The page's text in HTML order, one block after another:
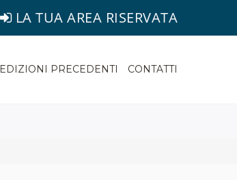
LA TUA AREA RISERVATA
EDIZIONI PRECEDENTI CONTATTI